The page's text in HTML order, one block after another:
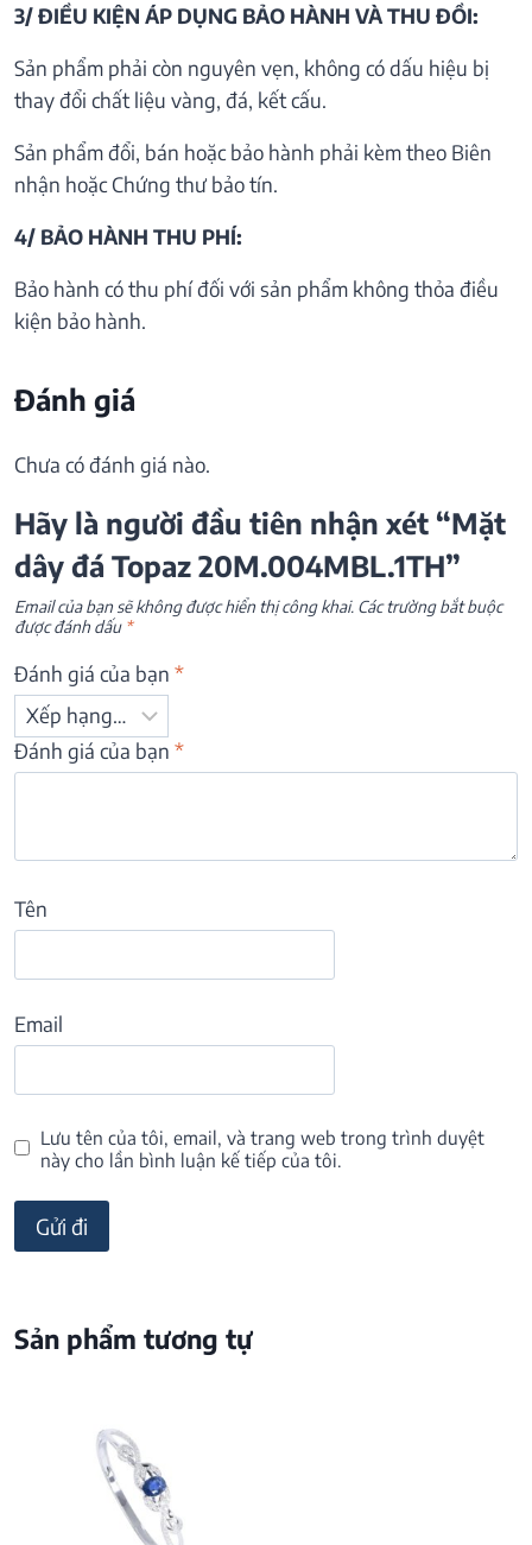
3/ ĐIỀU KIỆN ÁP DỤNG BẢO HÀNH VÀ THU ĐỒI:
Sản phẩm phải còn nguyên vẹn, không có dấu hiệu bị
thay đổi chất liệu vàng, đá, kết cấu.
Sản phẩm đổi, bán hoặc bảo hành phải kèm theo Biên
nhận hoặc Chứng thư bảo tín.
4/ BẢO HÀNH THU PHÍ:
Bảo hành có thu phí đối với sản phẩm không thỏa điều
kiện bảo hành.
Đánh giá
Chưa có đánh giá nào.
Hãy là người đầu tiên nhận xét “Mặt
dây đá Topaz 20M.004MBL.1TH”
Email của bạn sẽ không được hiển thị công khai. Các trường bắt buộc
được đánh dấu *
Đánh giá của bạn *
Đánh giá của bạn *
Tên
Email
Lưu tên của tôi, email, và trang web trong trình duyệt
này cho lần bình luận kế tiếp của tôi.
Sản phẩm tương tự